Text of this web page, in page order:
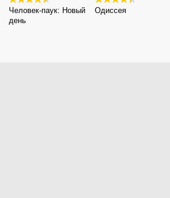
Человек-паук: Новый
день
Одиссея